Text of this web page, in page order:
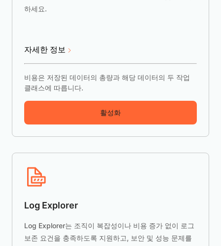
하세요.
자세한 정보
비용은 저장된 데이터의 총량과 해당 데이터의 두 작업
클래스에 따릅니다.
활성화
Log Explorer
Log Explorer는 조직이 복잡성이나 비용 증가 없이 로그
보존 요건을 충족하도록 지원하고, 보안 및 성능 문제를